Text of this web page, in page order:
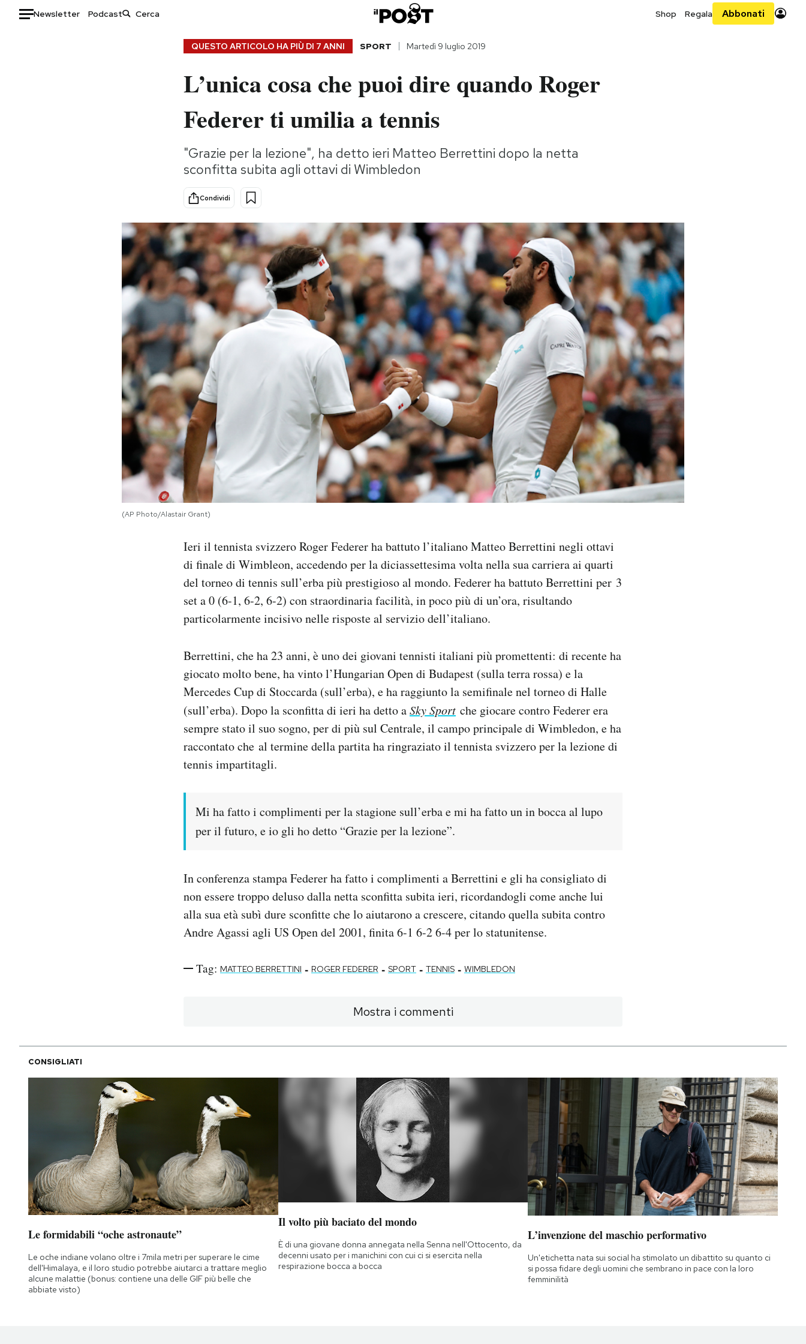
Newsletter Podcast Shop Regala Abbonati
Storie/Idee
Ok Boomer!
Altrecose
Mondiali calcio 2026
AREA PERSONALE
QUESTO ARTICOLO HA PIÙ DI 7 ANNI SPORT Martedì 9 luglio 2019
L’unica cosa che puoi dire quando Roger
Federer ti umilia a tennis
"Grazie per la lezione", ha detto ieri Matteo Berrettini dopo la netta
sconfitta subita agli ottavi di Wimbledon
Condividi
(AP Photo/Alastair Grant)
Ieri il tennista svizzero Roger Federer ha battuto l’italiano Matteo Berrettini negli ottavi
di finale di Wimbleon, accedendo per la diciassettesima volta nella sua carriera ai quarti
del torneo di tennis sull’erba più prestigioso al mondo. Federer ha battuto Berrettini per 3
set a 0 (6-1, 6-2, 6-2) con straordinaria facilità, in poco più di un’ora, risultando
particolarmente incisivo nelle risposte al servizio dell’italiano.
Berrettini, che ha 23 anni, è uno dei giovani tennisti italiani più promettenti: di recente ha
giocato molto bene, ha vinto l’Hungarian Open di Budapest (sulla terra rossa) e la
Mercedes Cup di Stoccarda (sull’erba), e ha raggiunto la semifinale nel torneo di Halle
(sull’erba). Dopo la sconfitta di ieri ha detto aSky Sport che giocare contro Federer era
sempre stato il suo sogno, per di più sul Centrale, il campo principale di Wimbledon, e ha
raccontato che al termine della partita ha ringraziato il tennista svizzero per la lezione di
tennis impartitagli.
Mi ha fatto i complimenti per la stagione sull’erba e mi ha fatto un in bocca al lupo
per il futuro, e io gli ho detto “Grazie per la lezione”.
In conferenza stampa Federer ha fatto i complimenti a Berrettini e gli ha consigliato di
non essere troppo deluso dalla netta sconfitta subita ieri, ricordandogli come anche lui
alla sua età subì dure sconfitte che lo aiutarono a crescere, citando quella subita contro
Andre Agassi agli US Open del 2001, finita 6-1 6-2 6-4 per lo statunitense.
Tag: MATTEO BERRETTINI - ROGER FEDERER - SPORT - TENNIS - WIMBLEDON
Mostra i commenti
CONSIGLIATI
Le formidabili “oche astronaute”
Le oche indiane volano oltre i 7mila metri per superare le cime
dell'Himalaya, e il loro studio potrebbe aiutarci a trattare meglio
alcune malattie (bonus: contiene una delle GIF più belle che
abbiate visto)
Il volto più baciato del mondo
È di una giovane donna annegata nella Senna nell'Ottocento, da
decenni usato per i manichini con cui ci si esercita nella
respirazione bocca a bocca
L’invenzione del maschio performativo
Un'etichetta nata sui social ha stimolato un dibattito su quanto ci
si possa fidare degli uomini che sembrano in pace con la loro
femminilità